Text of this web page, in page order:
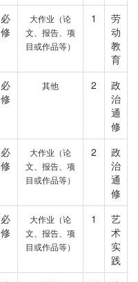
必
修
大作业（论
文、报告、项
目或作品等）
1
劳
动
教
育
必
修
其他 2
政
治
通
修
必
修
大作业（论
文、报告、项
目或作品等）
2
政
治
通
修
必
修
大作业（论
文、报告、项
目或作品等）
1
艺
术
实
践